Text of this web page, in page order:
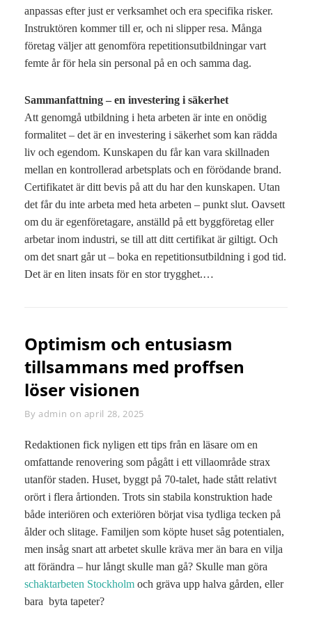
anpassas efter just er verksamhet och era specifika risker.
Instruktören kommer till er, och ni slipper resa. Många
företag väljer att genomföra repetitionsutbildningar vart
femte år för hela sin personal på en och samma dag.
Sammanfattning – en investering i säkerhet
Att genomgå utbildning i heta arbeten är inte en onödig
formalitet – det är en investering i säkerhet som kan rädda
liv och egendom. Kunskapen du får kan vara skillnaden
mellan en kontrollerad arbetsplats och en förödande brand.
Certifikatet är ditt bevis på att du har den kunskapen. Utan
det får du inte arbeta med heta arbeten – punkt slut. Oavsett
om du är egenföretagare, anställd på ett byggföretag eller
arbetar inom industri, se till att ditt certifikat är giltigt. Och
om det snart går ut – boka en repetitionsutbildning i god tid.
Det är en liten insats för en stor trygghet.…
Optimism och entusiasm
tillsammans med proffsen
löser visionen
By Byline
admin on april 28, 2025
Redaktionen fick nyligen ett tips från en läsare om en
omfattande renovering som pågått i ett villaområde strax
utanför staden. Huset, byggt på 70-talet, hade stått relativt
orört i flera årtionden. Trots sin stabila konstruktion hade
både interiören och exteriören börjat visa tydliga tecken på
ålder och slitage. Familjen som köpte huset såg potentialen,
men insåg snart att arbetet skulle kräva mer än bara en vilja
att förändra – hur långt skulle man gå? Skulle man göra
schaktarbeten Stockholm och gräva upp halva gården, eller
bara byta tapeter?